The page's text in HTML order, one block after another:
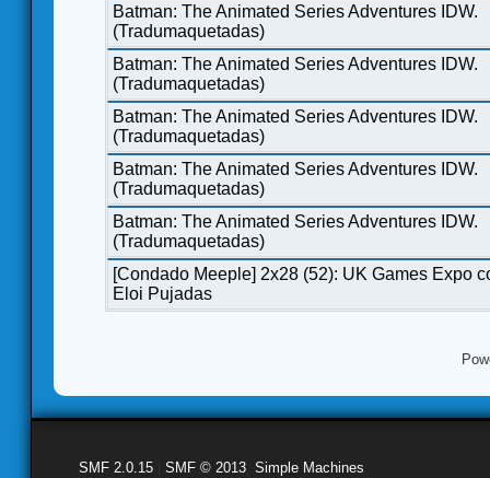
Batman: The Animated Series Adventures IDW.
(Tradumaquetadas)
Batman: The Animated Series Adventures IDW.
(Tradumaquetadas)
Batman: The Animated Series Adventures IDW.
(Tradumaquetadas)
Batman: The Animated Series Adventures IDW.
(Tradumaquetadas)
Batman: The Animated Series Adventures IDW.
(Tradumaquetadas)
[Condado Meeple] 2x28 (52): UK Games Expo
Eloi Pujadas
SMF 2.0.15 SMF © 2013 Simple Machines